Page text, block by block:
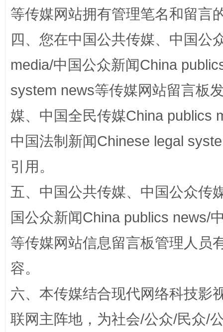
国家大学科技园优化重塑工作
扯下公款旅游的“隐身衣” 如何以
等传媒网站拥有管理笔名和留言
四、您在中国公共传媒、中国公
media/中国公众新闻China
system news等传媒网站留言板
媒、中国全民传媒China publics
中国法制新闻Chinese legal
引用。
五、中国公共传媒、中国公众传
国公众新闻China publics news/
等传媒网站信息留言板管理人员
容。
六、本传媒结合现代网络科技影
联网主阵地，为社会/公众/民众/